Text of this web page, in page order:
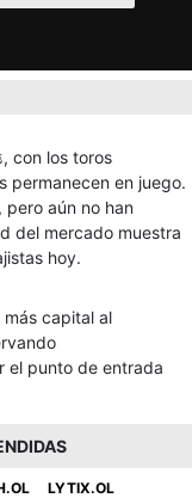
con los toros
permanecen en juego.
pero aún no han
del mercado muestra
hoy.
capital al
el punto de entrada
LYTIX.OL